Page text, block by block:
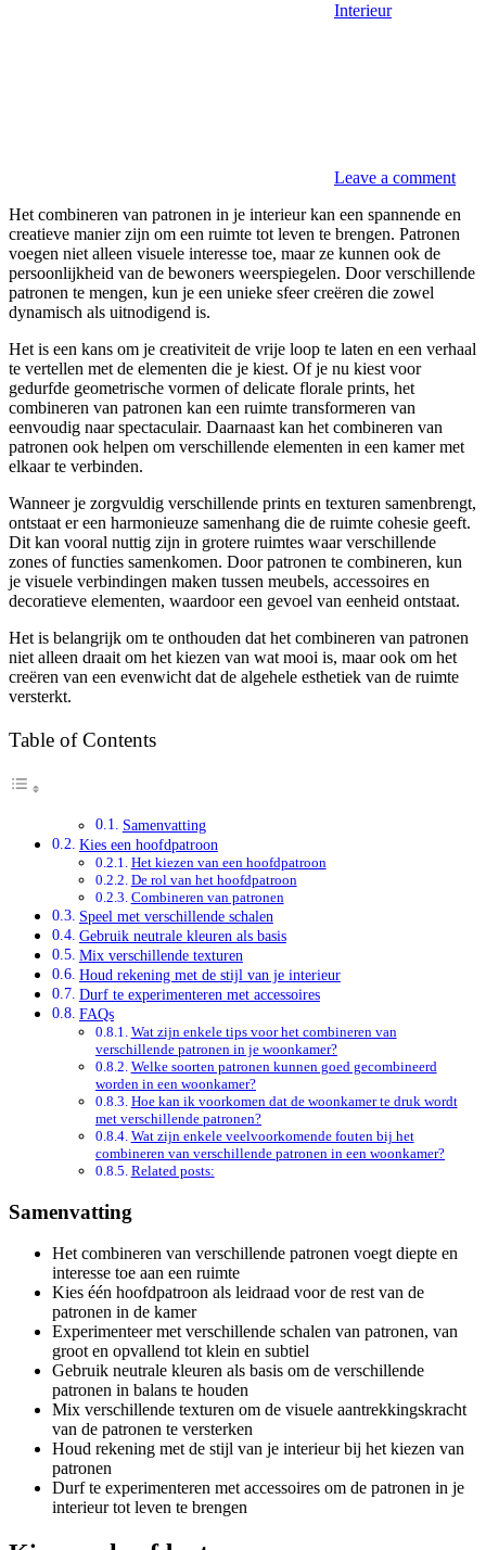
Interieur
Leave a comment
Het combineren van patronen in je interieur kan een spannende en
creatieve manier zijn om een ruimte tot leven te brengen. Patronen
voegen niet alleen visuele interesse toe, maar ze kunnen ook de
persoonlijkheid van de bewoners weerspiegelen. Door verschillende
patronen te mengen, kun je een unieke sfeer creëren die zowel
dynamisch als uitnodigend is.
Het is een kans om je creativiteit de vrije loop te laten en een verhaal
te vertellen met de elementen die je kiest. Of je nu kiest voor
gedurfde geometrische vormen of delicate florale prints, het
combineren van patronen kan een ruimte transformeren van
eenvoudig naar spectaculair. Daarnaast kan het combineren van
patronen ook helpen om verschillende elementen in een kamer met
elkaar te verbinden.
Wanneer je zorgvuldig verschillende prints en texturen samenbrengt,
ontstaat er een harmonieuze samenhang die de ruimte cohesie geeft.
Dit kan vooral nuttig zijn in grotere ruimtes waar verschillende
zones of functies samenkomen. Door patronen te combineren, kun
je visuele verbindingen maken tussen meubels, accessoires en
decoratieve elementen, waardoor een gevoel van eenheid ontstaat.
Het is belangrijk om te onthouden dat het combineren van patronen
niet alleen draait om het kiezen van wat mooi is, maar ook om het
creëren van een evenwicht dat de algehele esthetiek van de ruimte
versterkt.
Table of Contents
Samenvatting
Kies een hoofdpatroon
Het kiezen van een hoofdpatroon
De rol van het hoofdpatroon
Combineren van patronen
Speel met verschillende schalen
Gebruik neutrale kleuren als basis
Mix verschillende texturen
Houd rekening met de stijl van je interieur
Durf te experimenteren met accessoires
FAQs
Wat zijn enkele tips voor het combineren van
verschillende patronen in je woonkamer?
Welke soorten patronen kunnen goed gecombineerd
worden in een woonkamer?
Hoe kan ik voorkomen dat de woonkamer te druk wordt
met verschillende patronen?
Wat zijn enkele veelvoorkomende fouten bij het
combineren van verschillende patronen in een woonkamer?
Related posts:
Samenvatting
Het combineren van verschillende patronen voegt diepte en
interesse toe aan een ruimte
Kies één hoofdpatroon als leidraad voor de rest van de
patronen in de kamer
Experimenteer met verschillende schalen van patronen, van
groot en opvallend tot klein en subtiel
Gebruik neutrale kleuren als basis om de verschillende
patronen in balans te houden
Mix verschillende texturen om de visuele aantrekkingskracht
van de patronen te versterken
Houd rekening met de stijl van je interieur bij het kiezen van
patronen
Durf te experimenteren met accessoires om de patronen in je
interieur tot leven te brengen